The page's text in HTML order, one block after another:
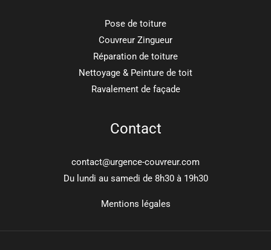
Pose de toiture
Couvreur Zingueur
Réparation de toiture
Nettoyage & Peinture de toit
Ravalement de façade
Contact
contact@urgence-couvreur.com
Du lundi au samedi de 8h30 à 19h30
Mentions légales